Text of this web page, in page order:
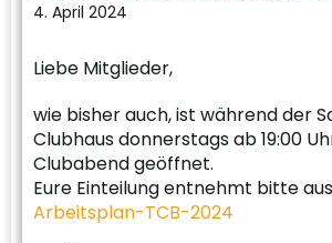
4. April 2024
Liebe Mitglieder,
wie bisher auch, ist während der
Clubhaus donnerstags ab 19:00
Clubabend geöffnet.
Eure Einteilung entnehmt bitte
Arbeitsplan-TCB-2024